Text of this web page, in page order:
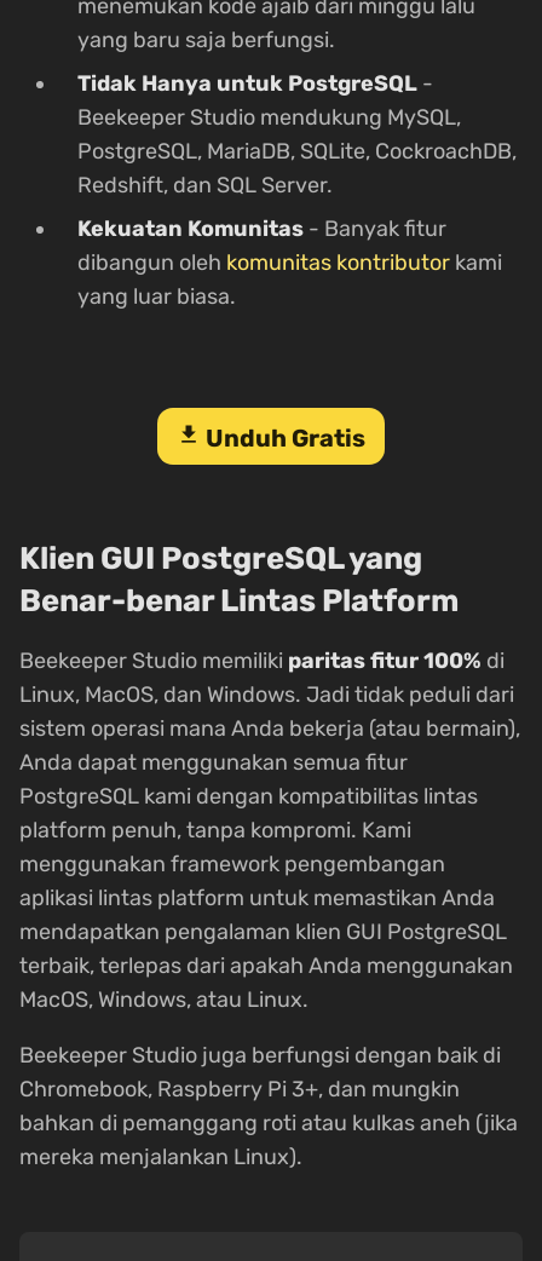
menemukan kode ajaib dari minggu lalu
yang baru saja berfungsi.
Tidak Hanya untuk PostgreSQL -
Beekeeper Studio mendukung MySQL,
PostgreSQL, MariaDB, SQLite, CockroachDB,
Redshift, dan SQL Server.
Kekuatan Komunitas - Banyak fitur
dibangun oleh komunitas kontributor kami
yang luar biasa.
download Unduh Gratis
Klien GUI PostgreSQL yang
Benar-benar Lintas Platform
Beekeeper Studio memiliki paritas fitur 100% di
Linux, MacOS, dan Windows. Jadi tidak peduli dari
sistem operasi mana Anda bekerja (atau bermain),
Anda dapat menggunakan semua fitur
PostgreSQL kami dengan kompatibilitas lintas
platform penuh, tanpa kompromi. Kami
menggunakan framework pengembangan
aplikasi lintas platform untuk memastikan Anda
mendapatkan pengalaman klien GUI PostgreSQL
terbaik, terlepas dari apakah Anda menggunakan
MacOS, Windows, atau Linux.
Beekeeper Studio juga berfungsi dengan baik di
Chromebook, Raspberry Pi 3+, dan mungkin
bahkan di pemanggang roti atau kulkas aneh (jika
mereka menjalankan Linux).